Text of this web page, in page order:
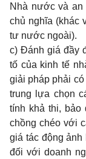
Nhà nước và
chủ nghĩa (khác
tư nước ngoài).
c) Đánh giá đầy
tố của kinh tế
giải pháp phải có
trung lựa chọn
tính khả thi, bảo
chồng chéo với
giá tác động
đối với doanh